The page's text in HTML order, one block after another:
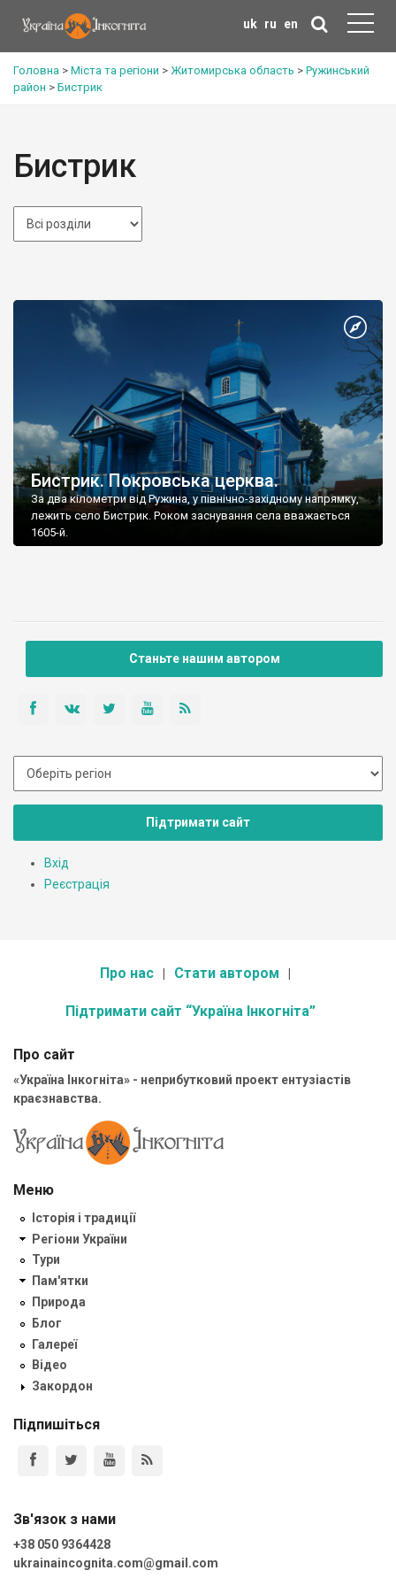
uk ru en
Головна > Міста та регіони > Житомирська область > Ружинський
район > Бистрик
Бистрик
Бистрик. Покровська церква.
За два кілометри від Ружина, у північно-західному напрямку,
лежить село Бистрик. Роком заснування села вважається
1605-й.
Станьте нашим автором
Підтримати сайт
Вхід
Реєстрація
Про нас Стати автором
Підтримати сайт “Україна Інкогніта”
Про сайт
«Україна Інкогніта» - неприбутковий проект ентузіастів
краєзнавства.
Меню
Історія і традиції
Регіони України
Тури
Пам'ятки
Природа
Блог
Галереї
Відео
Закордон
Підпишіться
Зв'язок з нами
+38 050 9364428
ukrainaincognita.com@gmail.com